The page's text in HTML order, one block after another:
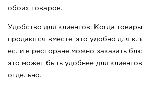
обоих товаров.
Удобство для клиентов: Когда
продаются вместе, это удобно для
если в ресторане можно заказать
это может быть удобнее для
отдельно.